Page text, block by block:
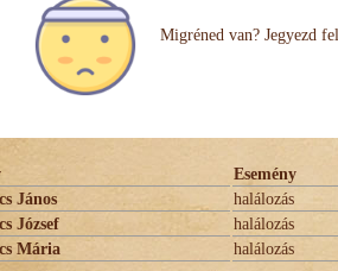
Migréned van? Jegyezd
Esemény
János
halálozás
József
halálozás
Mária
halálozás